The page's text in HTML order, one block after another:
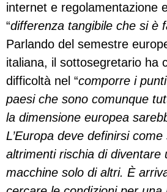
internet e regolamentazione
“differenza tangibile che si è
Parlando del semestre
italiana, il sottosegretario ha
difficoltà nel “comporre i
paesi che sono comunque
la dimensione europea
L’Europa deve definirsi
altrimenti rischia di diventare
macchine solo di altri. È